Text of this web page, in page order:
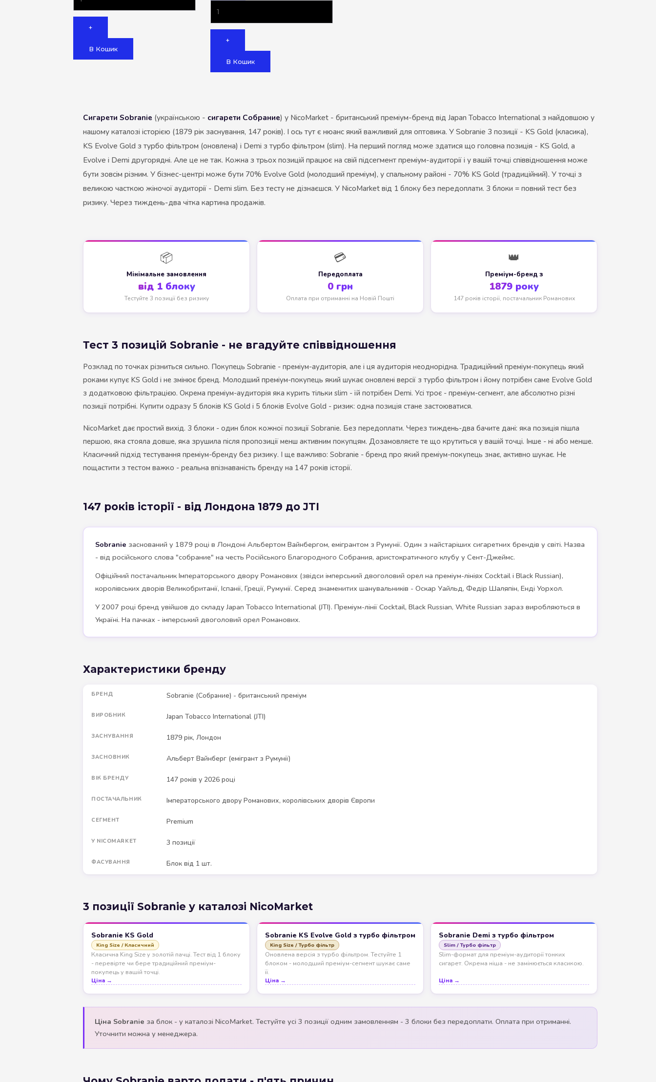
Military
PULL
Focus
De Santis
Italian Blend 821
MAN
Arizona
Cigaronne
Сигарети LD
+
В Кошик
+
В Кошик
Сигарети Sobranie (українською - сигарети Собрание) у NicoMarket - британський преміум-бренд від Japan Tobacco International з найдовшою у
нашому каталозі історією (1879 рік заснування, 147 років). І ось тут є нюанс який важливий для оптовика. У Sobranie 3 позиції - KS Gold (класика),
KS Evolve Gold з турбо фільтром (оновлена) і Demi з турбо фільтром (slim). На перший погляд може здатися що головна позиція - KS Gold, а
Evolve і Demi другорядні. Але це не так. Кожна з трьох позицій працює на свій підсегмент преміум-аудиторії і у вашій точці співвідношення може
бути зовсім різним. У бізнес-центрі може бути 70% Evolve Gold (молодший преміум), у спальному районі - 70% KS Gold (традиційний). У точці з
великою часткою жіночої аудиторії - Demi slim. Без тесту не дізнаєшся. У NicoMarket від 1 блоку без передоплати. 3 блоки = повний тест без
ризику. Через тиждень-два чітка картина продажів.
📦
Мінімальне замовлення
від 1 блоку
Тестуйте 3 позиції без ризику
💳
Передоплата
0 грн
Оплата при отриманні на Новій Пошті
👑
Преміум-бренд з
1879 року
147 років історії, постачальник Романових
Тест 3 позицій Sobranie - не вгадуйте співвідношення
Розклад по точках різниться сильно. Покупець Sobranie - преміум-аудиторія, але і ця аудиторія неоднорідна. Традиційний преміум-покупець який
роками купує KS Gold і не змінює бренд. Молодший преміум-покупець який шукає оновлені версії з турбо фільтром і йому потрібен саме Evolve Gold
з додатковою фільтрацією. Окрема преміум-аудиторія яка курить тільки slim - їй потрібен Demi. Усі троє - преміум-сегмент, але абсолютно різні
позиції потрібні. Купити одразу 5 блоків KS Gold і 5 блоків Evolve Gold - ризик: одна позиція стане застоюватися.
NicoMarket дає простий вихід. 3 блоки - один блок кожної позиції Sobranie. Без передоплати. Через тиждень-два бачите дані: яка позиція пішла
першою, яка стояла довше, яка зрушила після пропозиції менш активним покупцям. Дозамовляєте те що крутиться у вашій точці. Інше - ні або менше.
Класичний підхід тестування преміум-бренду без ризику. І ще важливо: Sobranie - бренд про який преміум-покупець знає, активно шукає. Не
пощастити з тестом важко - реальна впізнаваність бренду на 147 років історії.
147 років історії - від Лондона 1879 до JTI
Sobranie заснований у 1879 році в Лондоні Альбертом Вайнбергом, емігрантом з Румунії. Один з найстаріших сигаретних брендів у світі. Назва
- від російського слова "собрание" на честь Російського Благородного Собрания, аристократичного клубу у Сент-Джеймс.
Офіційний постачальник Імператорського двору Романових (звідси імперський двоголовий орел на преміум-лініях Cocktail і Black Russian),
королівських дворів Великобританії, Іспанії, Греції, Румунії. Серед знаменитих шанувальників - Оскар Уайльд, Федір Шаляпін, Енді Уорхол.
У 2007 році бренд увійшов до складу Japan Tobacco International (JTI). Преміум-лінії Cocktail, Black Russian, White Russian зараз виробляються в
Україні. На пачках - імперський двоголовий орел Романових.
Характеристики бренду
БРЕНД Sobranie (Собрание) - британський преміум
ВИРОБНИК Japan Tobacco International (JTI)
ЗАСНУВАННЯ 1879 рік, Лондон
ЗАСНОВНИК Альберт Вайнберг (емігрант з Румунії)
ВІК БРЕНДУ 147 років у 2026 році
ПОСТАЧАЛЬНИК Імператорського двору Романових, королівських дворів Європи
СЕГМЕНТ Premium
У NICOMARKET 3 позиції
ФАСУВАННЯ Блок від 1 шт.
3 позиції Sobranie у каталозі NicoMarket
Sobranie KS Gold
King Size / Класичний
Класична King Size у золотій пачці. Тест від 1 блоку
- перевірте чи бере традиційний преміум-
покупець у вашій точці.
Ціна →
Sobranie KS Evolve Gold з турбо фільтром
King Size / Турбо фільтр
Оновлена версія з турбо фільтром. Тестуйте 1
блоком - молодший преміум-сегмент шукає саме
її.
Ціна →
Sobranie Demi з турбо фільтром
Slim / Турбо фільтр
Slim-формат для преміум-аудиторії тонких
сигарет. Окрема ніша - не замінюється класикою.
Ціна →
Ціна Sobranie за блок - у каталозі NicoMarket. Тестуйте усі 3 позиції одним замовленням - 3 блоки без передоплати. Оплата при отриманні.
Уточнити можна у менеджера.